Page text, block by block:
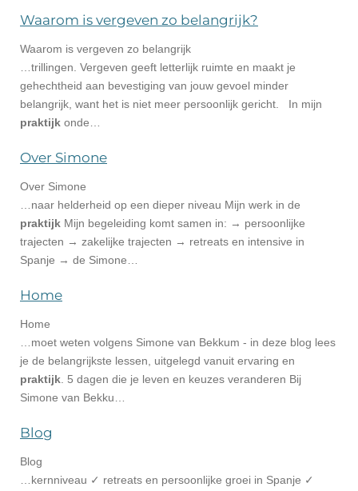
Waarom is vergeven zo belangrijk?
Waarom is vergeven zo belangrijk
…trillingen. Vergeven geeft letterlijk ruimte en maakt je
gehechtheid aan bevestiging van jouw gevoel minder
belangrijk, want het is niet meer persoonlijk gericht. In mijn
praktijk onde…
Over Simone
Over Simone
…naar helderheid op een dieper niveau Mijn werk in de
praktijk Mijn begeleiding komt samen in: → persoonlijke
trajecten → zakelijke trajecten → retreats en intensive in
Spanje → de Simone…
Home
Home
…moet weten volgens Simone van Bekkum - in deze blog lees
je de belangrijkste lessen, uitgelegd vanuit ervaring en
praktijk. 5 dagen die je leven en keuzes veranderen Bij
Simone van Bekku…
Blog
Blog
…kernniveau ✓ retreats en persoonlijke groei in Spanje ✓